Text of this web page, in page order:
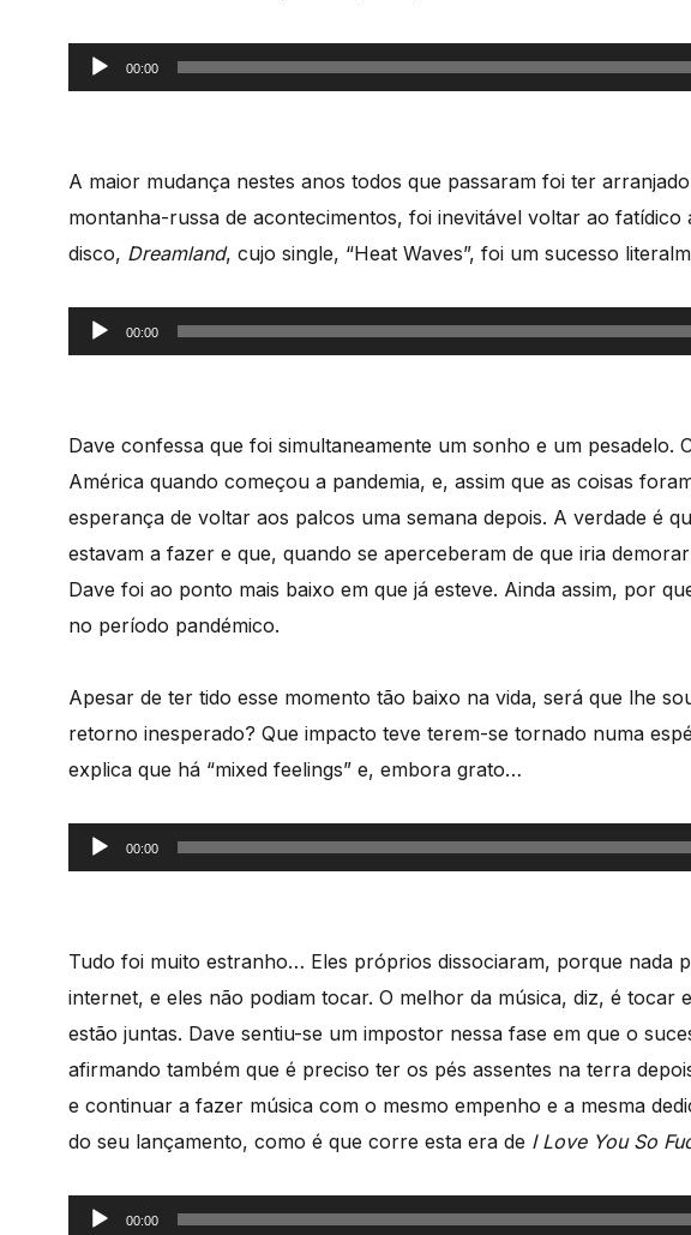
Reprodutor
de
00:00
A maior mudança nestes anos todos que passaram foi ter
montanha-russa de acontecimentos, foi inevitável voltar ao fatídico
disco, Dreamland, cujo single, “Heat Waves”, foi um sucesso
Reprodutor
de
00:00
Dave confessa que foi simultaneamente um sonho e um pesadelo.
América quando começou a pandemia, e, assim que as coisas
esperança de voltar aos palcos uma semana depois. A verdade é
estavam a fazer e que, quando se aperceberam de que iria
Dave foi ao ponto mais baixo em que já esteve. Ainda assim, por
no período pandémico.
Apesar de ter tido esse momento tão baixo na vida, será que lhe
retorno inesperado? Que impacto teve terem-se tornado numa
explica que há “mixed feelings” e, embora grato…
Reprodutor
de
00:00
Tudo foi muito estranho… Eles próprios dissociaram, porque nada
internet, e eles não podiam tocar. O melhor da música, diz, é tocar
estão juntas. Dave sentiu-se um impostor nessa fase em que o
afirmando também que é preciso ter os pés assentes na terra
e continuar a fazer música com o mesmo empenho e a mesma
do seu lançamento, como é que corre esta era de I Love You So
Reprodutor
00:00